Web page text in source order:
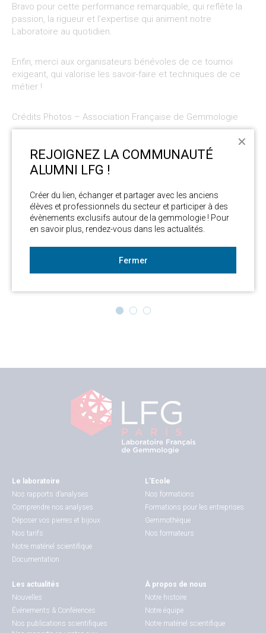
REJOIGNEZ LA COMMUNAUTÉ
ALUMNI LFG !
Créer du lien, échanger et partager avec les anciens
élèves et professionnels du secteur et participer à des
évènements exclusifs autour de la gemmologie ! Pour
en savoir plus, rendez-vous dans les actualités.
Fermer
✕
Bravo pour cette performance remarquable, qui reflète la
passion, la rigueur et l’expertise qui animent notre
Laboratoire au quotidien.
Enfin, merci aux organisateurs bénévoles de ce tournoi
exigeant, qui valorise les savoir-faire et techniques de ce
métier !
Crédits Photos – Association Française de Gemmologie
1 2
Le laboratoire
Nos rapports d’analyses
Comprendre nos analyses
Déposer vos pierres et bijoux
Nos tarifs
Notre matériel scientifique
Documentation
L’Ecole
Nos formations
Formations pour les entreprises
Gemmothèque
Nos formateurs
Les actualités
Nouvelles
Événements & Conférences
Nos publications scientifiques
À propos de nous
Notre histoire
Notre équipe
Notre matériel scientifique